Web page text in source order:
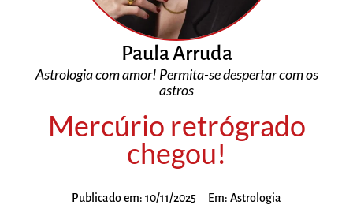
Paula Arruda
Astrologia com amor! Permita-se despertar com os
astros
Mercúrio retrógrado
chegou!
Publicado em: 10/11/2025 Em: Astrologia